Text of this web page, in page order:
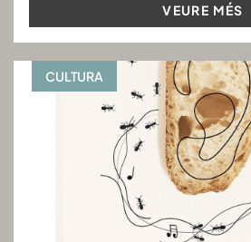
VEURE MÉS
CULTURA